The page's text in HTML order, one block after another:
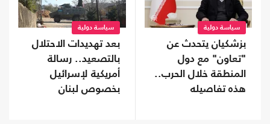
سياسة دولية
بزشكيان يتحدث عن
"تعاون" مع دول
المنطقة خلال الحرب..
هذه تفاصيله
سياسة دولية
بعد تهديدات الاحتلال
بالتصعيد.. رسالة
أمريكية لإسرائيل
بخصوص لبنان